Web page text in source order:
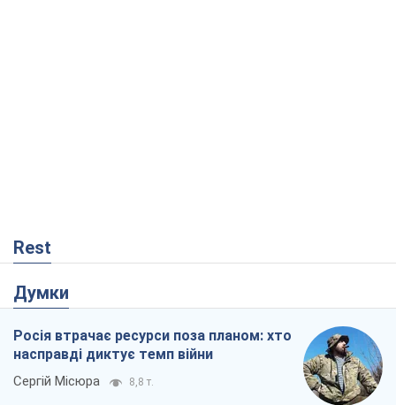
Rest
Думки
Росія втрачає ресурси поза планом: хто
насправді диктує темп війни
Сергій Місюра 8,8 т.